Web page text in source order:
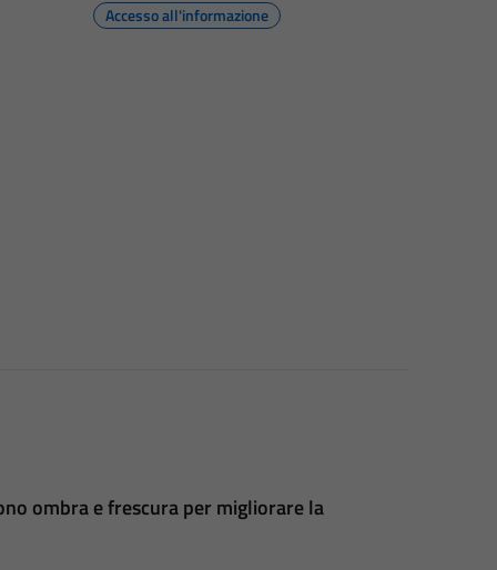
Accesso all'informazione
ombra e frescura per migliorare la